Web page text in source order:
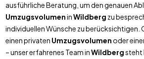
ausführliche Beratung, um den genauen
UmzugsvolumeninWildberg zu
individuellen Wünsche zu berücksichtigen.
einen privaten Umzugsvolumenoder
– unser erfahrenes Team inWildbergsteht